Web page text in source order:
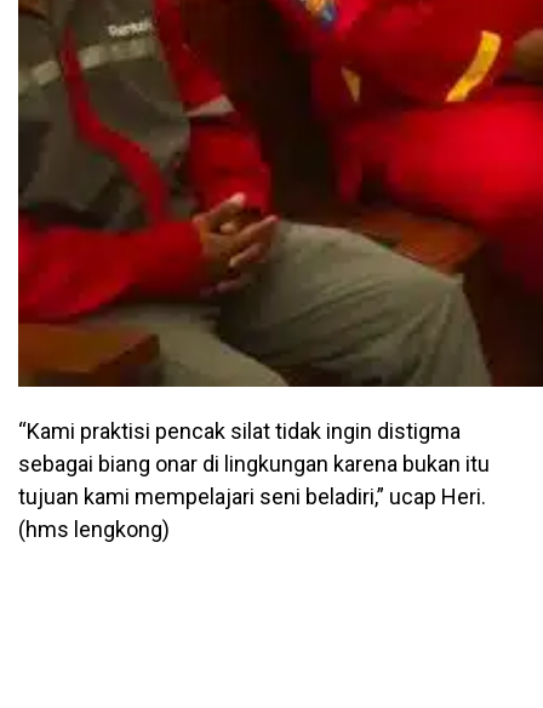
“Kami praktisi pencak silat tidak ingin distigma
sebagai biang onar di lingkungan karena bukan itu
tujuan kami mempelajari seni beladiri,” ucap Heri.
(hms lengkong)